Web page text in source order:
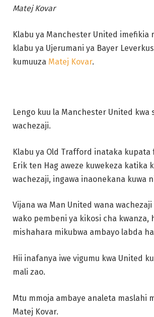
Matej Kovar
Klabu ya Manchester United imefikia
klabu ya Ujerumani ya Bayer
kumuuza Matej Kovar.
Lengo kuu la Manchester United kwa
wachezaji.
Klabu ya Old Trafford inataka kupata
Erik ten Hag aweze kuwekeza katika
wachezaji, ingawa inaonekana kuwa
Vijana wa Man United wana
wako pembeni ya kikosi cha kwanza,
mishahara mikubwa ambayo labda
Hii inafanya iwe vigumu kwa United
mali zao.
Mtu mmoja ambaye analeta maslahi
Matej Kovar.